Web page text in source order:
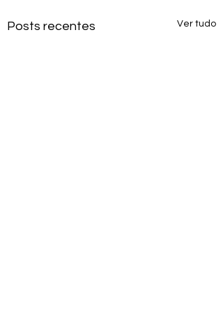
Posts recentes Ver tudo